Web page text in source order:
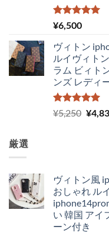
5段階中
5.00
¥6,500
ヴィトン
ルイヴィト
ラム ビィト
ンズ レディ
5段階中
5.00
の評価
¥5,250 元
¥5,250
で
し
た。
¥
厳選
ヴィトン風
おしゃれ ル
い 韓国 アイ
ーン付き